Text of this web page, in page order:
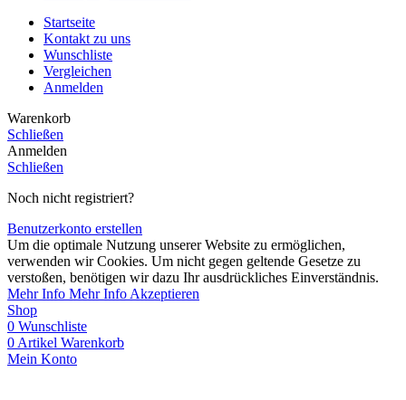
Startseite
Kontakt zu uns
Wunschliste
Vergleichen
Anmelden
Warenkorb
Schließen
Anmelden
Schließen
Noch nicht registriert?
Benutzerkonto erstellen
Um die optimale Nutzung unserer Website zu ermöglichen,
verwenden wir Cookies. Um nicht gegen geltende Gesetze zu
verstoßen, benötigen wir dazu Ihr ausdrückliches Einverständnis.
Mehr Info Mehr Info Akzeptieren
Shop
0 Wunschliste
0 Artikel Warenkorb
Mein Konto